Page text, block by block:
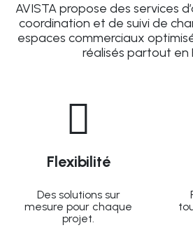
AVISTA propose des services
coordination et de suivi de
espaces commerciaux
réalisés partout en
Flexibilité
Des solutions sur
mesure pour chaque
projet.